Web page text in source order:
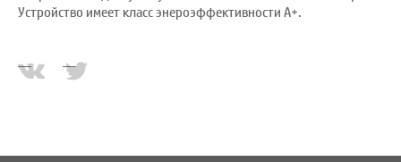
Устройство имеет класс энероэффективности A+.